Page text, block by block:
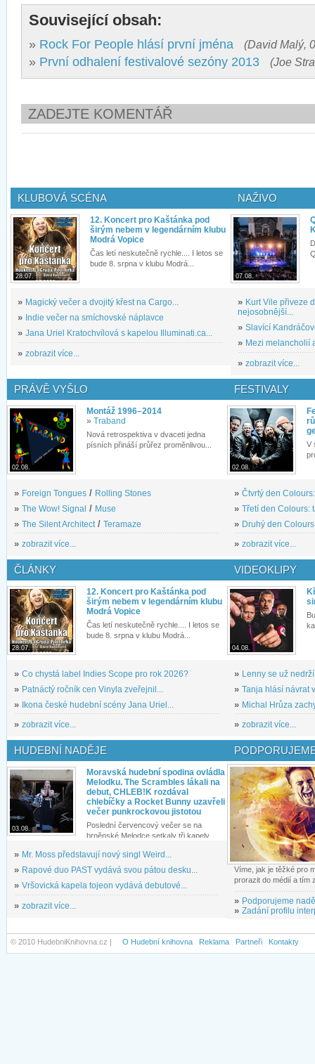
Související obsah:
» Rock For People hlásí první jména (David Malý,
» První odhalení festivalové sezóny 2013 (Joe
ZADEJTE KOMENTÁŘ
KLUBOVÁ SCÉNA
28.07.
12. Koncert pro Kaštánka pod
širým nebem v legendárním klubu
Modrá Vopice
Čas letí neskutečně rychle.... I letos se
bude 8. srpna v klubu Modrá...
» Magický večer a dvojitý křest na Cargo...
» Indie večer na smíchovské náplavce
» Jana Uriel Kratochvílová s kapelou Illuminati.ca...
» zobrazit více...
NAŽIVO
07.08.
» Kurt Vile přiveze
nejosobnější...
» Slavící
» Mezi melancholií
» zobrazit více...
PRÁVĚ VYŠLO
02.08.
Montáž 1996–2014
» Traband
Nová retrospektiva v dvaceti jedna
písních přináší průřez proměnlivou...
» Foreign Tongues / Rolling Stones
» The Wow! Signal / Muse
» The Silent Architect / Teramaze
» zobrazit více...
FESTIVALY
02.08.
V
» Čtvrtý den
» Třetí den Colours:
» Druhý den
» zobrazit více...
ČLÁNKY
28.07.
12. Koncert pro Kaštánka pod
širým nebem v legendárním klubu
Modrá Vopice
Čas letí neskutečně rychle.... I letos se
bude 8. srpna v klubu Modrá...
» Co chystá label Indies Scope pro rok 2026?
» Patnáctý ročník cen Vinyla zveřejnil...
»
Ikona české hudební scény Jana Uriel...
» zobrazit více...
VIDEOKLIPY
04.08.
» Lenny se už
» Tanja hlásí návrat
» Michal Hrůza
» zobrazit více...
HUDEBNÍ NADĚJE
03.08.
Moravská hudební spodina ovládla
Melodku. The Scrambles lákali na
debut, CHLEB!K rozdával
chlebíčky a Rocket Bunny uzavřeli
večer punkrockovou jistotou
Poslední červencový večer se na
brněnské Melodce setkaly tři kapely...
» Mr. Moss představují nový singl Weird...
» Rapové duo PAST vydává svou pátou desku...
» Vršovická kapela tojeon vydává debutové...
» zobrazit více...
Víme, jak je těžké pro
prorazit do médií a tím
» Podporujeme
» Zadání profilu
© 2010 HudebniKnihovna.cz | O Hudební knihovna Reklama Partneři Kontakty